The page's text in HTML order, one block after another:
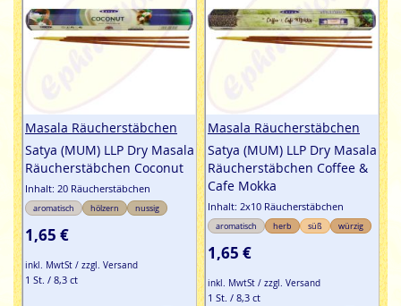
Masala Räucherstäbchen
Satya (MUM) LLP Dry Masala
Räucherstäbchen Coconut
Inhalt: 20 Räucherstäbchen
aromatisch hölzern nussig
1,65 €
inkl. MwtSt / zzgl. Versand
1 St. / 8,3 ct
Masala Räucherstäbchen
Satya (MUM) LLP Dry Masala
Räucherstäbchen Coffee &
Cafe Mokka
Inhalt: 2x10 Räucherstäbchen
aromatisch herb süß würzig
1,65 €
inkl. MwtSt / zzgl. Versand
1 St. / 8,3 ct